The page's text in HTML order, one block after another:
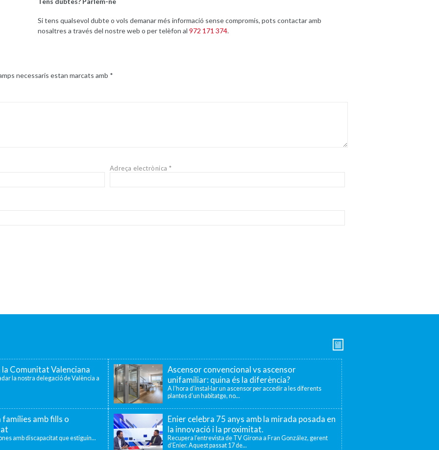
Si tens qualsevol dubte o vols demanar més informació sense compromís, pots contactar amb
nosaltres a través del nostre web o per telèfon al 972 171 374.
necessaris estan marcats amb *
Adreça electrònica*
la Comunitat Valenciana
la nostra delegació de València a
Ascensor convencional vs ascensor
unifamiliar: quina és la diferència?
A l’hora d’instal·lar un ascensor per accedir a les diferents
plantes d’un habitatge, no...
famílies amb fills o
amb discapacitat que estiguin...
Enier celebra 75 anys amb la mirada posada en
la innovació i la proximitat.
Recupera l’entrevista de TV Girona a Fran González, gerent
d’Enier. Aquest passat 17 de...